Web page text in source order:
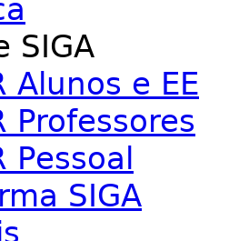
SIGA
Alunos e EE
Professores
Pessoal
SIGA